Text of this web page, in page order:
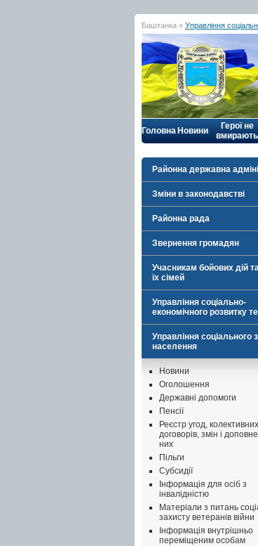
Баштанка » Управління
Головна Новини
Герої не
вмирають
Районна державна
Зміни в законодавстві
Районна рада
Звернення громадян
Учасникам бойових дій
їх сімей
Управління соціально-
економічного розвитку
Управління соціального
населення
Новини
Оголошення
Державні допомоги
Пенсії
Реєстр угод, колективних
договорів, змін і
них
Пільги
Субсидії
Інформація для осіб з
інвалідністю
Матеріали з питань
захисту ветеранів війни
Інформація внутрішньо
переміщеним особам